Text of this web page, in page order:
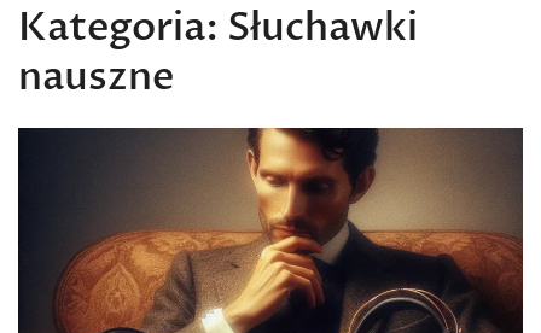
Kategoria: Słuchawki
nauszne